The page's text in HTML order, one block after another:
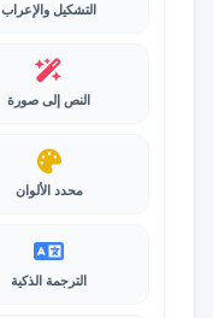
التشكيل والإعراب
النص إلى صورة
محدد الألوان
الترجمة الذكية